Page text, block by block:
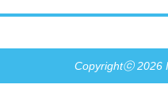
Copyrightⓒ 2026